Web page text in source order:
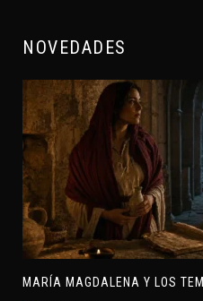
NOVEDADES